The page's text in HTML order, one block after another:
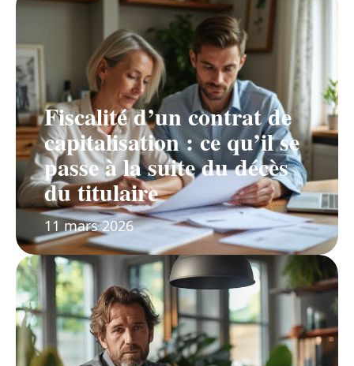
Fiscalité d’un contrat de
capitalisation : ce qu’il se
passe à la suite du décès
du titulaire
11 mars 2026